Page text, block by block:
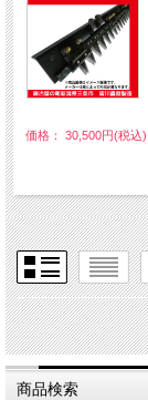
価格： 30,500円(税込)
商品検索